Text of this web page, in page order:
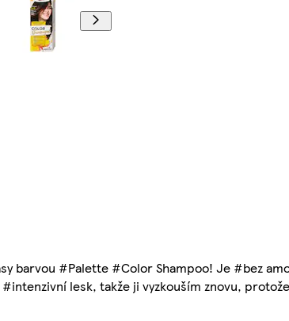
barvou #Palette #Color Shampoo! Je #bez
lesk, takže ji vyzkouším znovu,